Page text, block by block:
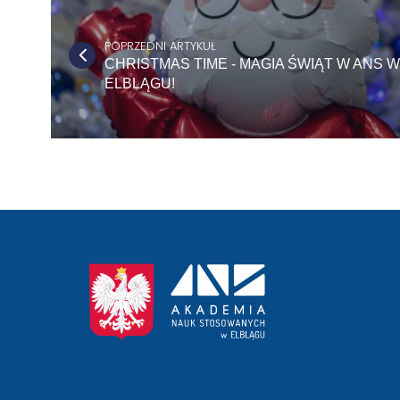
POPRZEDNI ARTYKUŁ
CHRISTMAS TIME - MAGIA ŚWIĄT W ANS W
ELBLĄGU!